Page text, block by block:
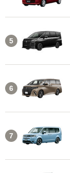
5
6
7